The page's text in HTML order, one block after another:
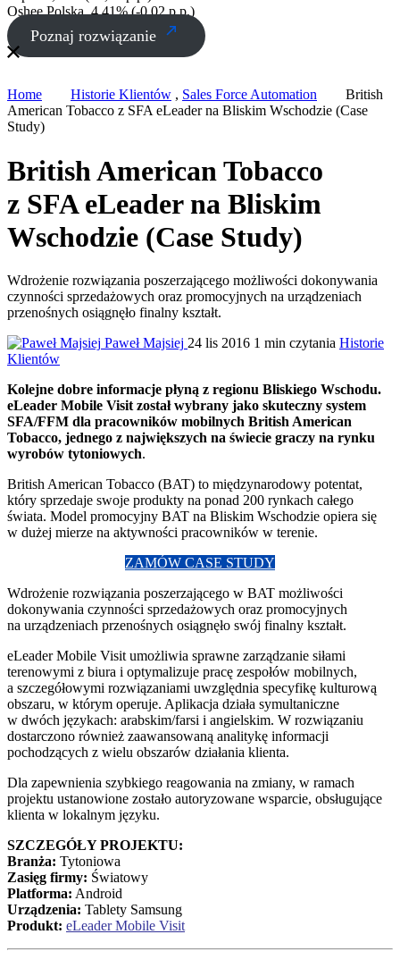
Oshee Polska 4,41% (-0,02 p.p.)
Poznaj rozwiązanie
Home Historie Klientów , Sales Force Automation
British
American Tobacco z SFA eLeader na Bliskim Wschodzie (Case
Study)
British American Tobacco
z SFA eLeader na Bliskim
Wschodzie (Case Study)
Wdrożenie rozwiązania poszerzającego możliwości dokonywania
czynności sprzedażowych oraz promocyjnych na urządzeniach
przenośnych osiągnęło finalny kształt.
Paweł Majsiej 24 lis 2016 1 min czytania Historie
Klientów
Kolejne dobre informacje płyną z regionu Bliskiego Wschodu.
eLeader Mobile Visit został wybrany jako skuteczny system
SFA/FFM dla pracowników mobilnych British American
Tobacco, jednego z największych na świecie graczy na rynku
wyrobów tytoniowych.
British American Tobacco (BAT) to międzynarodowy potentat,
który sprzedaje swoje produkty na ponad 200 rynkach całego
świata. Model promocyjny BAT na Bliskim Wschodzie opiera się
w dużej mierze na aktywności pracowników w terenie.
ZAMÓW CASE STUDY
Wdrożenie rozwiązania poszerzającego w BAT możliwości
dokonywania czynności sprzedażowych oraz promocyjnych
na urządzeniach przenośnych osiągnęło swój finalny kształt.
eLeader Mobile Visit umożliwia sprawne zarządzanie siłami
terenowymi z biura i optymalizuje pracę zespołów mobilnych,
a szczegółowymi rozwiązaniami uwzględnia specyfikę kulturową
obszaru, w którym operuje. Aplikacja działa symultaniczne
w dwóch językach: arabskim/farsi i angielskim. W rozwiązaniu
dostarczono również zaawansowaną analitykę informacji
pochodzących z wielu obszarów działania klienta.
Dla zapewnienia szybkiego reagowania na zmiany, w ramach
projektu ustanowione zostało autoryzowane wsparcie, obsługujące
klienta w lokalnym języku.
SZCZEGÓŁY PROJEKTU:
Branża: Tytoniowa
Zasięg firmy: Światowy
Platforma: Android
Urządzenia: Tablety Samsung
Produkt: eLeader Mobile Visit